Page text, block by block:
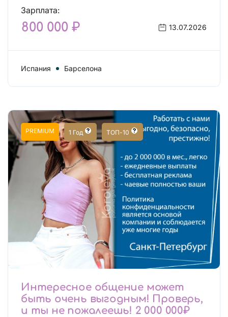
Зарплата:
800 000 ₽ 13.07.2026
Испания Барселона
PREMIUM 1 Год ТОП-10
Интересное общение может
быть очень выгодным! Проверь,
и ты не пожалеешь! 2 000 000₽